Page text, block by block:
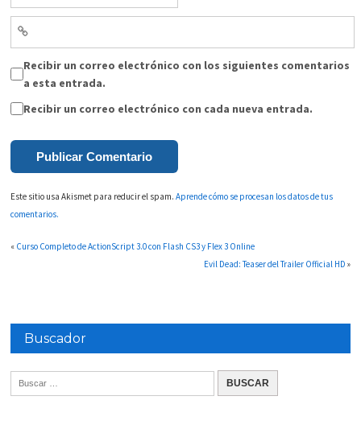
Recibir un correo electrónico con los siguientes comentarios
a esta entrada.
Recibir un correo electrónico con cada nueva entrada.
Este sitio usa Akismet para reducir el spam.Aprende cómo se procesan los datos de tus
comentarios.
« Curso Completo de ActionScript 3.0 con Flash CS3 y Flex 3 Online
Evil Dead: Teaser del Trailer Official HD »
Buscador